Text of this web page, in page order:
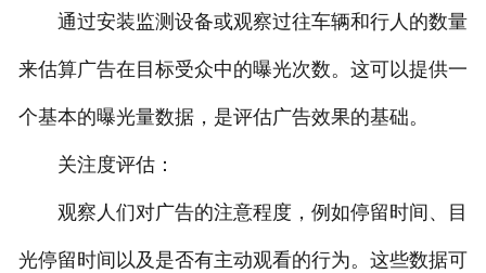
通过安装监测设备或观察过往车辆和行人的数量
来估算广告在目标受众中的曝光次数。这可以提供一
个基本的曝光量数据，是评估广告效果的基础。
关注度评估：
观察人们对广告的注意程度，例如停留时间、目
光停留时间以及是否有主动观看的行为。这些数据可